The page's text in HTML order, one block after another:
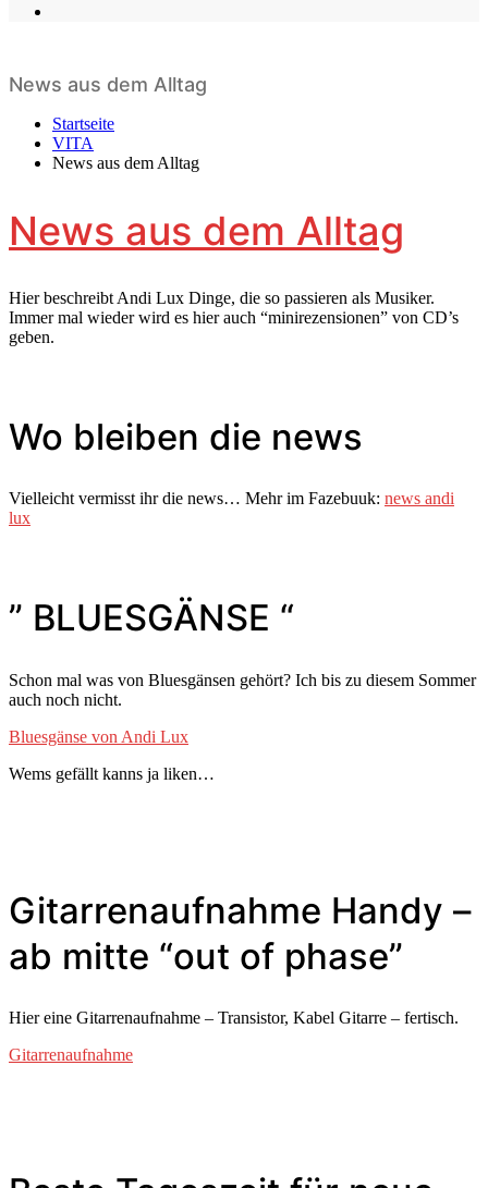
News aus dem Alltag
Startseite
VITA
News aus dem Alltag
News aus dem Alltag
Hier beschreibt Andi Lux Dinge, die so passieren als Musiker.
Immer mal wieder wird es hier auch “minirezensionen” von CD’s
geben.
Wo bleiben die news
Vielleicht vermisst ihr die news… Mehr im Fazebuuk: news andi
lux
” BLUESGÄNSE “
Schon mal was von Bluesgänsen gehört? Ich bis zu diesem Sommer
auch noch nicht.
Bluesgänse von Andi Lux
Wems gefällt kanns ja liken…
Gitarrenaufnahme Handy –
ab mitte “out of phase”
Hier eine Gitarrenaufnahme – Transistor, Kabel Gitarre – fertisch.
Gitarrenaufnahme